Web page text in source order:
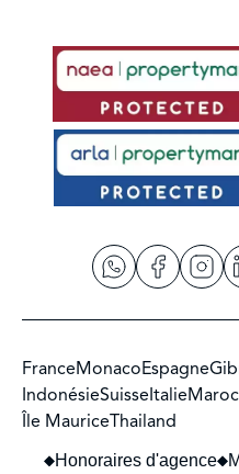
FranceMonacoEspagne
IndonésieSuisseItalieMaroc
Île MauriceThailand
Honoraires d'agence